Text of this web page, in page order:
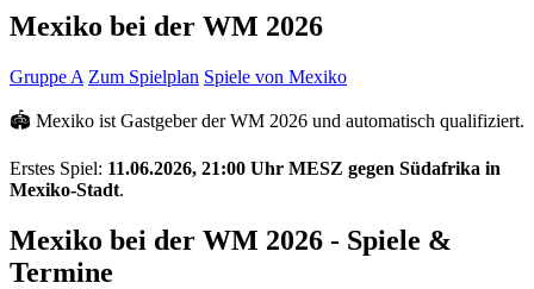
Mexiko bei der WM 2026
Gruppe A Zum Spielplan Spiele von Mexiko
🏟️ Mexiko ist Gastgeber der WM 2026 und automatisch qualifiziert.
Erstes Spiel: 11.06.2026, 21:00 Uhr MESZ gegen Südafrika in
Mexiko-Stadt.
Mexiko bei der WM 2026 - Spiele &
Termine